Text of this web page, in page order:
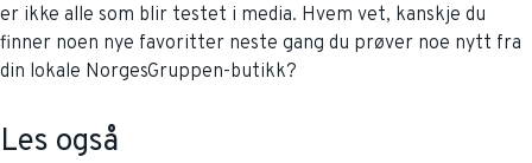
er ikke alle som blir testet i media. Hvem vet, kanskje du
finner noen nye favoritter neste gang du prøver noe nytt fra
din lokale NorgesGruppen-butikk?
Les også